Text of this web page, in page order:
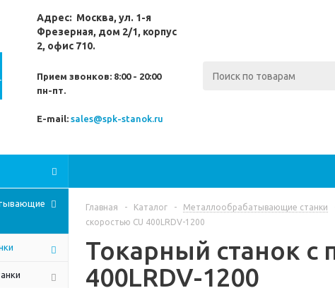
Адрес: Москва, ул. 1-я
Фрезерная, дом 2/1, корпус
2, офис 710.
Прием звонков: 8:00 - 20:00
пн-пт.
E-mail: sales@spk-stanok.ru
Главная - Каталог - Металлообрабатывающие станки
скоростью CU 400LRDV-1200
Токарный станок с
400LRDV-1200